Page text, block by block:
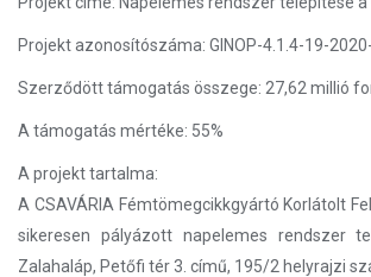
Projekt azonosítószáma: GINOP-4.1.4-19-
Szerződött támogatás összege: 27,62 millió
A támogatás mértéke: 55%
A projekt tartalma:
A CSAVÁRIA Fémtömegcikkgyártó Korlátolt
sikeresen pályázott napelemes rendszer
Zalahaláp, Petőfi tér 3. című, 195/2 helyrajzi